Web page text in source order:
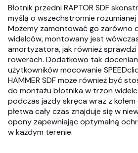
Błotnik przedni RAPTOR SDF
myślą o wszechstronnie rozumianej
Możemy zamontować go zarówno
widelców, montowany jest
amortyzatora, jak również
rowerach. Dodatkowo tak
użytkowników mocowanie
HAMMER SDF może również być
do montażu błotnika w trzon
podczas jazdy skręca wraz z
płetwa cały czas znajduje się w
opony zapewniając optymalną
w każdym terenie.